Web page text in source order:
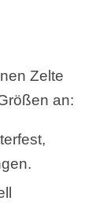
Zelte
an: